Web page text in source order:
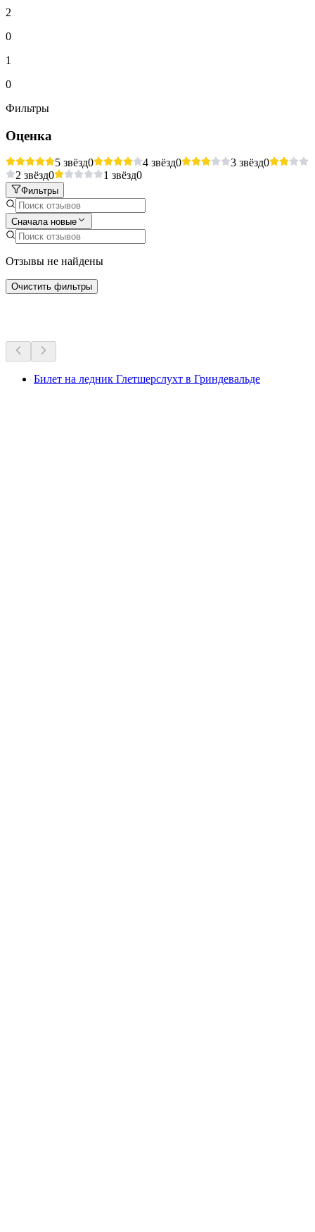
2
0
1
0
Фильтры
Оценка
5 звёзд0 4 звёзд0 3 звёзд0
2 звёзд0 1 звёзд0
Фильтры
Сначала новые
Отзывы не найдены
Очистить фильтры
Билет на ледник Глетшерслухт в Гриндевальде